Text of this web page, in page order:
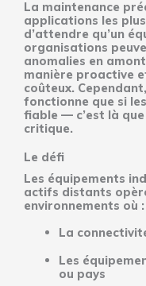
La maintenance
applications les
d’attendre qu’un
organisations
anomalies en
manière proactive
coûteux.
fonctionne que si
fiable — c’est là
critique.
Le défi
Les équipements
actifs distants
environnements où :
La
Les
ou pays